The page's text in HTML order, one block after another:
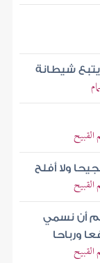
شيطانة
ولا أفلح
أن نسمي
ورباحا